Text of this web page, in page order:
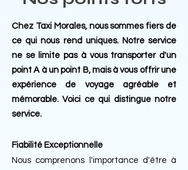
Chez Taxi Morales, nous sommes fiers de
ce qui nous rend uniques. Notre service
ne se limite pas à vous transporter d'un
point A à un point B, mais à vous offrir une
expérience de voyage agréable et
mémorable. Voici ce qui distingue notre
service.
Fiabilité Exceptionnelle
Nous comprenons l'importance d'être à